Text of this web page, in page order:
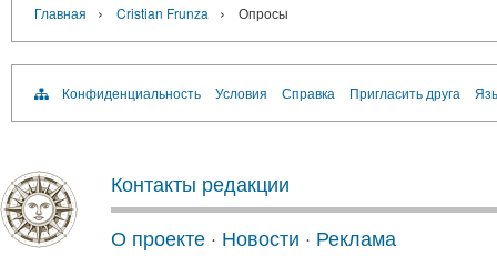
Главная › Cristian Frunza › Опросы
Конфиденциальность Условия Справка Пригласить друга
Контакты редакции
О проекте · Новости · Реклама